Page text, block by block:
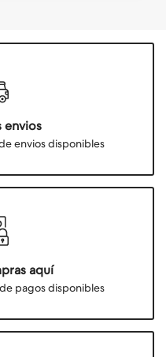
envios
envios disponibles
aquí
pagos disponibles